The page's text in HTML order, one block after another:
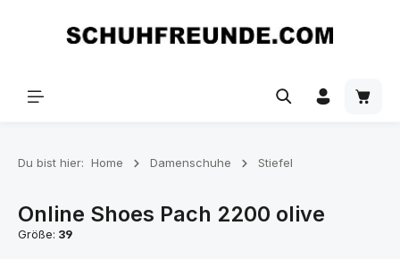
Du bist hier: Home Damenschuhe Stiefel
Online Shoes Pach 2200 olive
Größe: 39